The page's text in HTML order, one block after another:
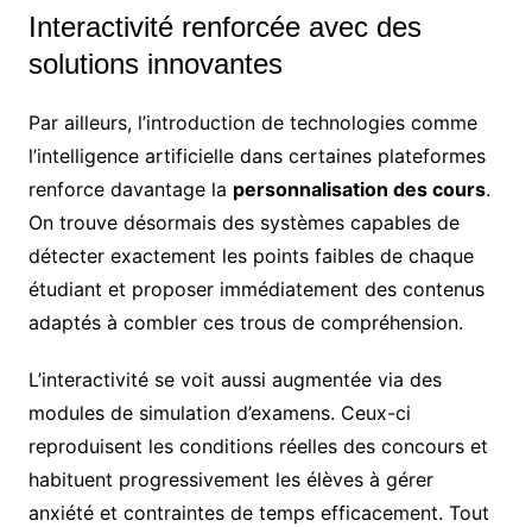
Interactivité renforcée avec des
solutions innovantes
Par ailleurs, l’introduction de technologies comme
l’intelligence artificielle dans certaines plateformes
renforce davantage la personnalisation des cours.
On trouve désormais des systèmes capables de
détecter exactement les points faibles de chaque
étudiant et proposer immédiatement des contenus
adaptés à combler ces trous de compréhension.
L’interactivité se voit aussi augmentée via des
modules de simulation d’examens. Ceux-ci
reproduisent les conditions réelles des concours et
habituent progressivement les élèves à gérer
anxiété et contraintes de temps efficacement. Tout